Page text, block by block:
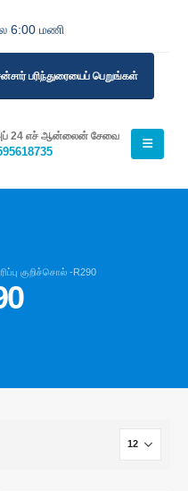
6:00 மணி
பரிந்துரையைப் பெறுங்கள்
24 எச் ஆன்லைன் சேவை
குறிச்சொல் -R290